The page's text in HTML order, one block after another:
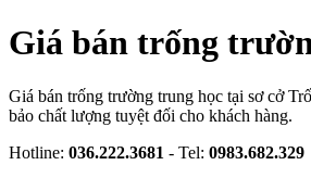
Giá bán trống
Giá bán trống trường trung học tại sơ cở
bảo chất lượng tuyệt đối cho khách hàng.
Hotline: 036.222.3681 - Tel: 0983.682.329